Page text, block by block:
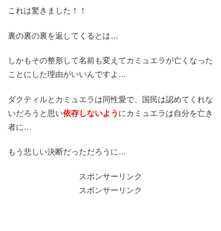
これは驚きました！！
裏の裏の裏を返してくるとは…
しかもその整形して名前も変えてカミュエラが亡くなった
ことにした理由がいいんですよ…
ダクティルとカミュエラは同性愛で、国民は認めてくれな
いだろうと思い依存しないよう にカミュエラは自分を亡き
者に…
もう悲しい決断だっただろうに…
スポンサーリンク
スポンサーリンク